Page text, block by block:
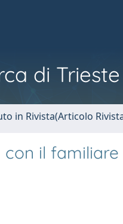
di Trieste
in Rivista(Articolo
il